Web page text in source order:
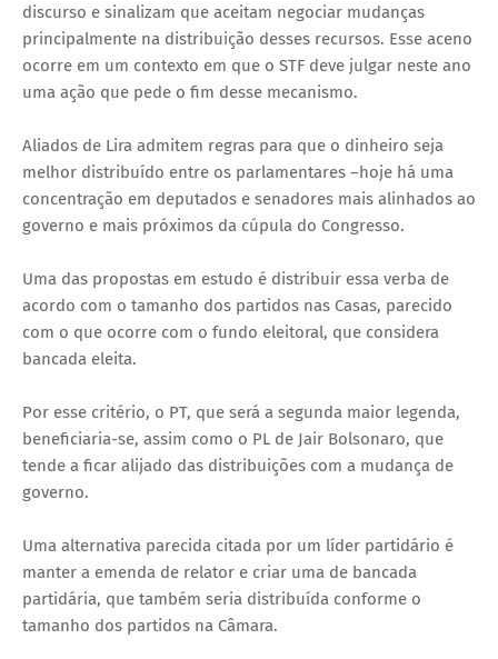
discurso e sinalizam que aceitam negociar mudanças
principalmente na distribuição desses recursos. Esse aceno
ocorre em um contexto em que o STF deve julgar neste ano
uma ação que pede o fim desse mecanismo.
Aliados de Lira admitem regras para que o dinheiro seja
melhor distribuído entre os parlamentares –hoje há uma
concentração em deputados e senadores mais alinhados ao
governo e mais próximos da cúpula do Congresso.
Uma das propostas em estudo é distribuir essa verba de
acordo com o tamanho dos partidos nas Casas, parecido
com o que ocorre com o fundo eleitoral, que considera
bancada eleita.
Por esse critério, o PT, que será a segunda maior legenda,
beneficiaria-se, assim como o PL de Jair Bolsonaro, que
tende a ficar alijado das distribuições com a mudança de
governo.
Uma alternativa parecida citada por um líder partidário é
manter a emenda de relator e criar uma de bancada
partidária, que também seria distribuída conforme o
tamanho dos partidos na Câmara.